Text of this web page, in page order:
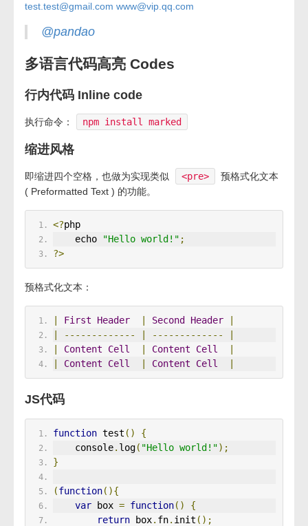
test.test@gmail.com www@vip.qq.com
@pandao
多语言代码高亮 Codes
行内代码 Inline code
执行命令： npm install marked
缩进风格
即缩进四个空格，也做为实现类似 <pre>
预格式化文本
( Preformatted Text ) 的功能。
<?php
    echo
"Hello world!" ;
?>
预格式化文本：
First Header Second Header
------------- -------------
Content Cell Content Cell
Content Cell Content Cell
JS代码
function test ()
{
    console
. log( "Hello world!");
}
(function(){
var box = function()
{
return box. fn. init ();